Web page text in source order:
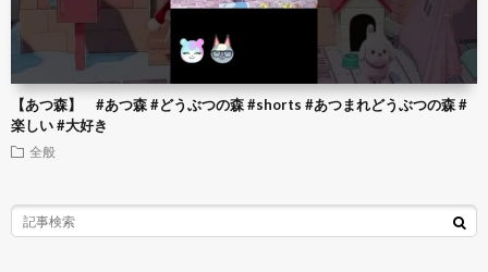
【あつ森】 #あつ森 #どうぶつの森 #shorts #あつまれどうぶつの森 #
楽しい #大好き
全般